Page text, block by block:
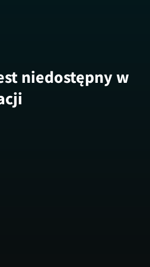
niedostępny w